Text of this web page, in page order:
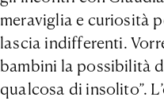
meraviglia e curiosità
lascia indifferenti.
bambini la possibilità
qualcosa di insolito”.